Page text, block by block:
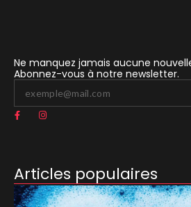
Ne manquez jamais aucune
Abonnez-vous à notre newsletter.
Articles populaires